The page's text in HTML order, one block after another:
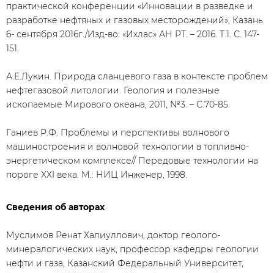
практической конференции «Инновации в разведке и
разработке нефтяных и газовых месторождений», Казань
6- сентября 2016г./Изд-во: «Ихлас» АН РТ. – 2016. Т.1. С. 147-
151.
А.Е.Лукин. Природа сланцевого газа в контексте проблем
нефтегазовой литологии. Геология и полезные
ископаемые Мирового океана, 2011, №3. – С.70-85.
Ганиев Р.Ф. Проблемы и перспективы волнового
машиностроения и волновой технологии в топливно-
энергетическом комплексе// Передовые технологии на
пороге XXI века. М.: НИЦ Инженер, 1998.
Сведения об авторах
Муслимов Ренат Халиуллович, доктор геолого-
минералогических наук, профессор кафедры геологии
нефти и газа, Казанский Федеральный Университет,